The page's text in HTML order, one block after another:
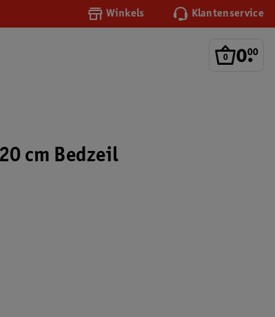
Winkels Klantenservice
0.
00
cm Bedzeil